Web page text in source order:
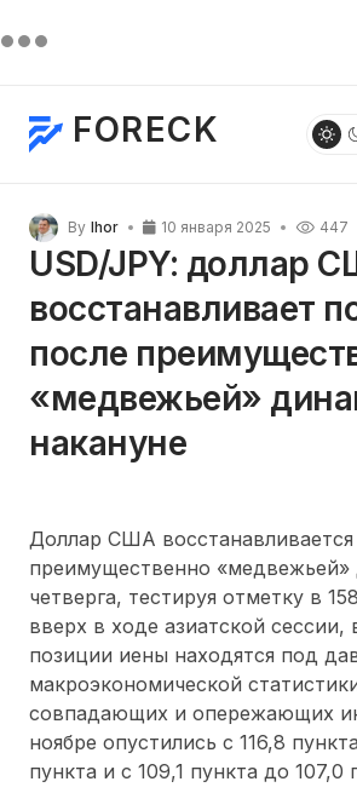
FORECK
By Ihor 10 января 2025 447
USD/JPY: доллар
восстанавливает
после
«медвежьей»
накануне
Доллар США восстанавливается
преимущественно «медвежьей»
четверга, тестируя отметку в
вверх в ходе азиатской сессии,
позиции иены находятся под
макроэкономической
совпадающих и опережающих
ноябре опустились с 116,8
пункта и с 109,1 пункта до 107,0